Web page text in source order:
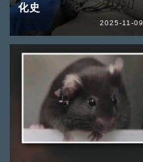
化史
2025-11-09